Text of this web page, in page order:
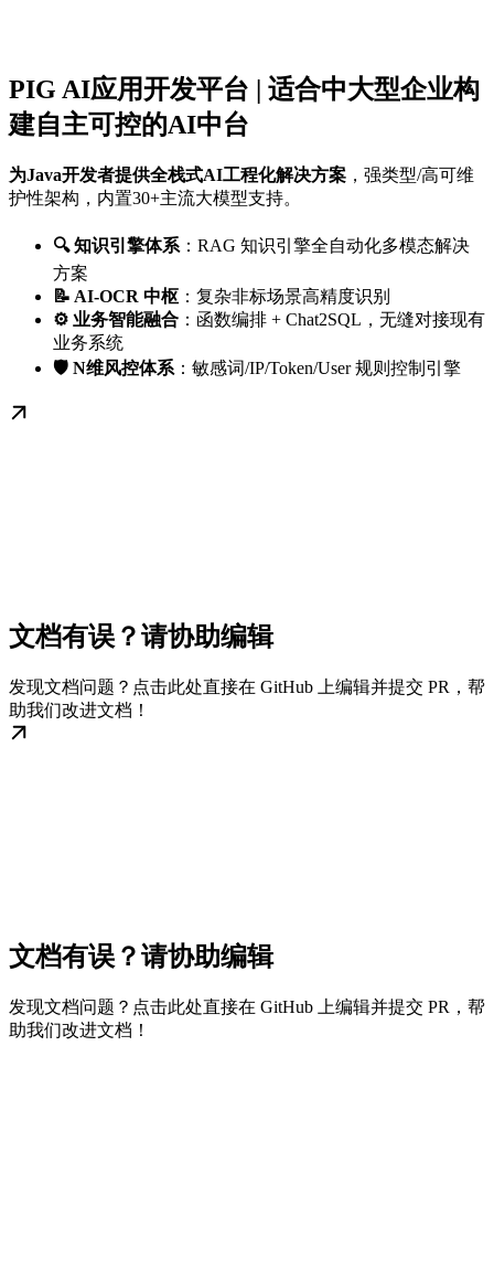
PIG AI应用开发平台 | 适合中大型企业构
建自主可控的AI中台
为Java开发者提供全栈式AI工程化解决方案 ，强类型/高可维
护性架构，内置30+主流大模型支持。
🔍 知识引擎体系 ：RAG 知识引擎全自动化多模态解决
方案
📝 AI-OCR 中枢 ：复杂非标场景高精度识别
⚙️ 业务智能融合 ：函数编排 + Chat2SQL，无缝对接现有
业务系统
🛡️ N维风控体系 ：敏感词/IP/Token/User 规则控制引擎
文档有误？请协助编辑
发现文档问题？点击此处直接在 GitHub 上编辑并提交 PR，帮
助我们改进文档！
文档有误？请协助编辑
发现文档问题？点击此处直接在 GitHub 上编辑并提交 PR，帮
助我们改进文档！